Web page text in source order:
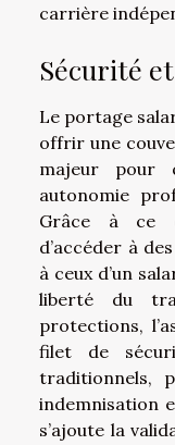
carrière
Sécurité
Le portage
offrir une
majeur pour
autonomie
Grâce à ce
d’accéder à
à ceux d’un
liberté du
protections,
filet de
traditionnels,
indemnisation
s’ajoute la